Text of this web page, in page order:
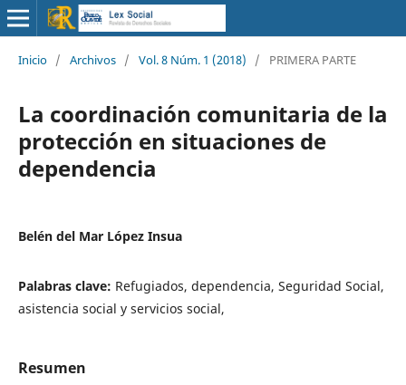
Inicio / Archivos / Vol. 8 Núm. 1 (2018) / PRIMERA PARTE
La coordinación comunitaria de la
protección en situaciones de
dependencia
Belén del Mar López Insua
Palabras clave: Refugiados, dependencia, Seguridad Social,
asistencia social y servicios social,
Resumen